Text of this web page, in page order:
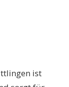
ist